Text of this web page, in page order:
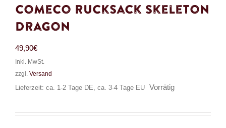
Comeco Rucksack Skeleton
Dragon
49,90€
Inkl. MwSt.
zzgl. Versand
Lieferzeit: ca. 1-2 Tage DE, ca. 3-4 Tage EU
Vorrätig